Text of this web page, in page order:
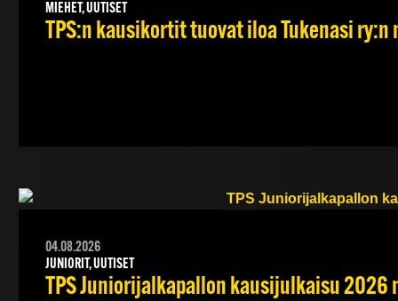
MIEHET, UUTISET
TPS:n kausikortit tuovat iloa Tukenasi
04.08.2026
JUNIORIT, UUTISET
TPS Juniorijalkapallon kausijulkaisu 2026